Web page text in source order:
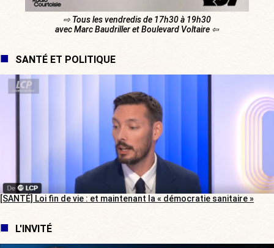
⇨ Tous les vendredis de 17h30 à 19h30
avec Marc Baudriller et Boulevard Voltaire ⇦
SANTÉ ET POLITIQUE
[SANTÉ] Loi fin de vie : et maintenant la « démocratie sanitaire »
L'INVITÉ